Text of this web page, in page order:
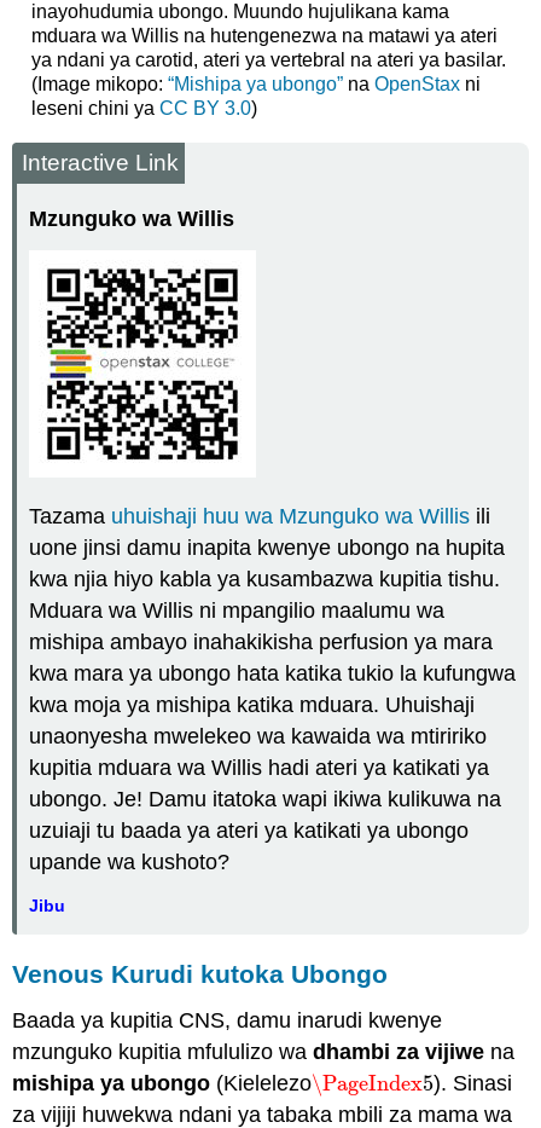
inayohudumia ubongo. Muundo hujulikana kama
mduara wa Willis na hutengenezwa na matawi ya ateri
ya ndani ya carotid, ateri ya vertebral na ateri ya basilar.
(Image mikopo: “Mishipa ya ubongo”na OpenStaxni
leseni chini ya CC BY 3.0)
Interactive Link
Mzunguko wa Willis
Tazama uhuishaji huu wa Mzunguko wa Willis ili
uone jinsi damu inapita kwenye ubongo na hupita
kwa njia hiyo kabla ya kusambazwa kupitia tishu.
Mduara wa Willis ni mpangilio maalumu wa
mishipa ambayo inahakikisha perfusion ya mara
kwa mara ya ubongo hata katika tukio la kufungwa
kwa moja ya mishipa katika mduara. Uhuishaji
unaonyesha mwelekeo wa kawaida wa mtiririko
kupitia mduara wa Willis hadi ateri ya katikati ya
ubongo. Je! Damu itatoka wapi ikiwa kulikuwa na
uzuiaji tu baada ya ateri ya katikati ya ubongo
upande wa kushoto?
Jibu
Venous Kurudi kutoka Ubongo
Baada ya kupitia CNS, damu inarudi kwenye
mzunguko kupitia mfululizo wadhambi za vijiwe na
mishipa ya ubongo (Kielelezo\PageIndex5
\PageIndex5). Sinasi
za vijiji huwekwa ndani ya tabaka mbili za mama wa